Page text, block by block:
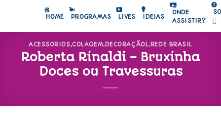
HOME PROGRAMAS LIVES IDEIAS
ONDE
ASSISTIR?
ACESSORIOS,COLAGEM,DECORAÇÃOL,REDE BRASIL
Roberta Rinaldi – Bruxinha
Doces ou Travessuras